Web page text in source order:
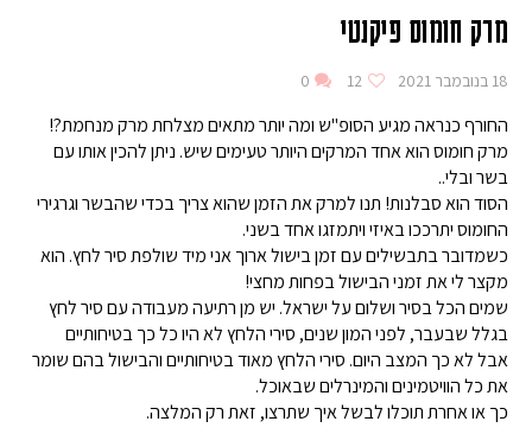
מרק חומוס פיקנטי
18 בנובמבר 2021 12
0
החורף כנראה מגיע הסופ"ש ומה יותר מתאים מצלחת מרק מנחמת?!
מרק חומוס הוא אחד המרקים היותר טעימים שיש. ניתן להכין אותו עם
בשר ובלי..
הסוד הוא סבלנות! תנו למרק את הזמן שהוא צריך בכדי שהבשר וגרגירי
החומוס יתרככו באיזי ויתמזגו אחד בשני.
כשמדובר בתבשילים עם זמן בישול ארוך אני מיד שולפת סיר לחץ. הוא
מקצר לי את זמני הבישול בפחות מחצי!
שמים הכל בסיר ושלום על ישראל. יש מן רתיעה מעבודה עם סיר לחץ
בגלל שבעבר, לפני המון שנים, סירי הלחץ לא היו כל כך בטיחותיים
אבל לא כך המצב היום. סירי הלחץ מאוד בטיחותיים והבישול בהם שומר
את כל הוויטמינים והמינרלים שבאוכל.
כך או אחרת תוכלו לבשל איך שתרצו, זאת רק המלצה.